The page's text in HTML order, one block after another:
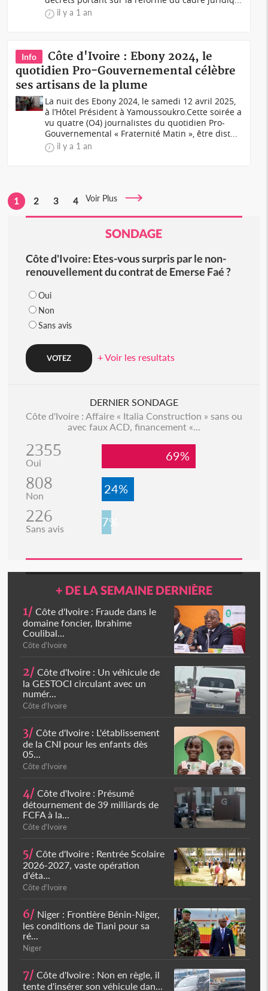
il y a 1 an
Info
Côte d'Ivoire : Ebony 2024, le
quotidien Pro-Gouvernemental célèbre
ses artisans de la plume
La nuit des Ebony 2024, le samedi 12 avril 2025,
à l’Hôtel Président à Yamoussoukro.Cette soirée a
vu quatre (O4) journalistes du quotidien Pro-
Gouvernemental « Fraternité Matin », être dist...
il y a 1 an
1 2 3 4 Voir Plus
SONDAGE
Côte d'Ivoire: Etes-vous surpris par le non-
renouvellement du contrat de Emerse Faé ?
Oui
Non
Sans avis
+ Voir les resultats
DERNIER SONDAGE
Côte d'Ivoire : Affaire « Italia Construction » sans ou
avec faux ACD, financement «...
2355
Oui 69%
808
Non 24%
226
Sans avis 7%
+ DE LA SEMAINE DERNIÈRE
1/ Côte d'Ivoire : Fraude dans le
domaine foncier, Ibrahime
Coulibal...
Côte d'Ivoire
2/ Côte d'Ivoire : Un véhicule de
la GESTOCI circulant avec un
numér...
Côte d'Ivoire
3/ Côte d'Ivoire : L'établissement
de la CNI pour les enfants dès
05...
Côte d'Ivoire
4/ Côte d'Ivoire : Présumé
détournement de 39 milliards de
FCFA à la...
Côte d'Ivoire
5/ Côte d'Ivoire : Rentrée Scolaire
2026-2027, vaste opération
d'éta...
Côte d'Ivoire
6/ Niger : Frontière Bénin-Niger,
les conditions de Tiani pour sa
ré...
Niger
7/ Côte d'Ivoire : Non en règle, il
tente d'insérer son véhicule dan...